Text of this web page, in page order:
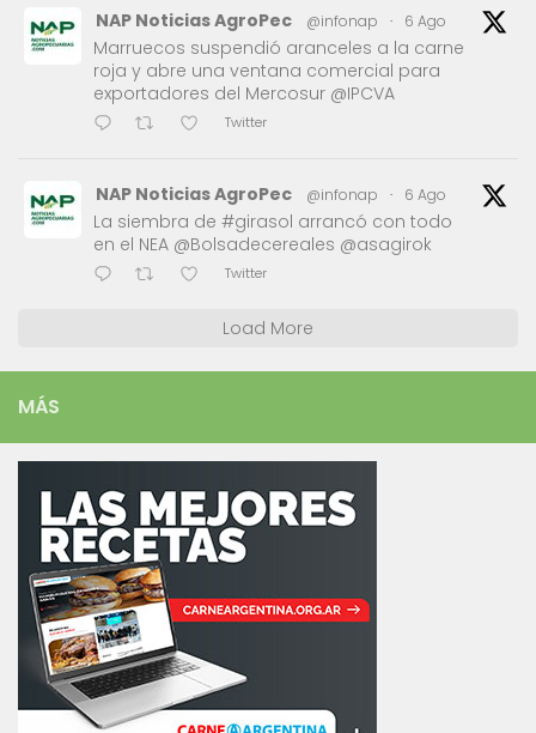
NAP Noticias AgroPec @infonap · 6 Ago
Marruecos suspendió aranceles a la carne
roja y abre una ventana comercial para
exportadores del Mercosur @IPCVA
Twitter
NAP Noticias AgroPec @infonap · 6 Ago
La siembra de #girasol arrancó con todo
en el NEA @Bolsadecereales @asagirok
Twitter
Load More
MÁS